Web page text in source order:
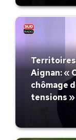
Aignan: «
chômage
tensions »